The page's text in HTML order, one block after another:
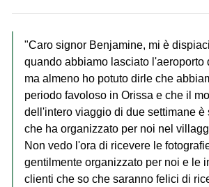
"Caro signor Benjamine, mi è
quando abbiamo lasciato l'aeroporto
ma almeno ho potuto dirle che
periodo favoloso in Orissa e che il
dell'intero viaggio di due settimane è
che ha organizzato per noi nel
Non vedo l'ora di ricevere le
gentilmente organizzato per noi e le
clienti che so che saranno felici di